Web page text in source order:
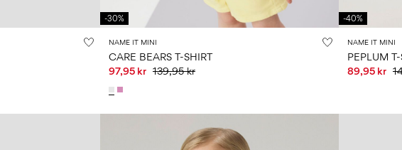
-30%
NAME IT MINI
CARE BEARS T-SHIRT
97,95 kr 139,95 kr
-40%
NAME IT MINI
PEPLUM
89,95 kr